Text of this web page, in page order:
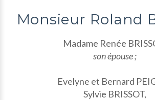
Monsieur Roland
Madame Renée
son épouse ;
Evelyne et Bernard
Sylvie BRISSOT,